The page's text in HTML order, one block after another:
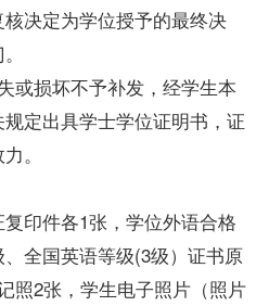
决定为学位授予的最终决
或损坏不予补发，经学生本
定出具学士学位证明书，证
。
印件各1张， 学位外语合格
全国英语等级(3级）证书原
照2张，学生电子照片（照片